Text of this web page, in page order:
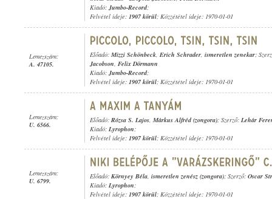
Kiadó:Jumbo-Record;
Felvétel ideje: 1907 körül; Közzététel ideje: 1970-01-01
Lemezszám:
A. 47105.
Előadó: Mizzi Schönbeck, Erich Schrader, ismeretlen zenekar;
Jacobson, Felix Dörmann
Kiadó:Jumbo-Record;
Felvétel ideje: 1907 körül; Közzététel ideje: 1970-01-01
Lemezszám:
U. 6566.
Előadó: Rózsa S. Lajos, Márkus Alfréd (zongora); Szerző: Lehár
Kiadó: Lyrophon;
Felvétel ideje: 1907 körül; Közzététel ideje: 1970-01-01
Lemezszám:
U. 6799.
Előadó: Környey Béla, ismeretlen zenész (zongora); Szerző: Oscar
Kiadó: Lyrophon;
Felvétel ideje: 1907 körül; Közzététel ideje: 1970-01-01